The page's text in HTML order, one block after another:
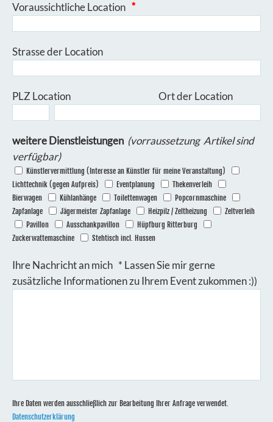
Voraussichtliche Location *
Strasse der Location
PLZ Location Ort der Location
weitere Dienstleistungen (vorraussetzung Artikel sind
verfügbar)
Künstlervermittlung (Interesse an Künstler für meine Veranstaltung)
Lichttechnik (gegen Aufpreis)
Eventplanung
Thekenverleih
Bierwagen
Kühlanhänge Toilettenwagen
Popcornmaschine
Zapfanlage
Jägermeister Zapfanlage Heizpilz / Zeltheizung
Zeltverleih
Pavillon
Ausschankpavillon
Hüpfburg Ritterburg
Zuckerwattemaschine
Stehtisch incl. Hussen
Ihre Nachricht an mich * Lassen Sie mir gerne
zusätzliche Informationen zu Ihrem Event zukommen :))
Ihre Daten werden ausschließlich zur Bearbeitung Ihrer Anfrage verwendet.
Datenschutzerklärung